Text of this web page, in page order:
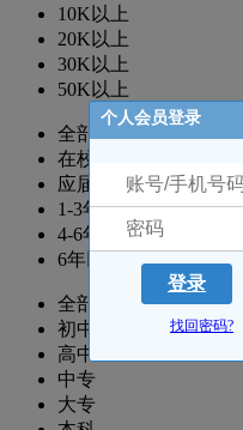
10K以上
20K以上
30K以上
50K以上
全部
在校生
应届生
1-3年
4-6年
6年以上
全部
初中
高中
中专
大专
个人会员登录
登录
找回密码?